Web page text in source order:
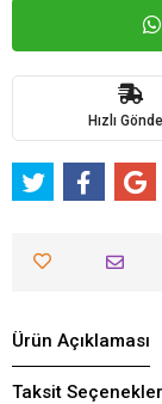
Hızlı
Ürün Açıklaması
Taksit